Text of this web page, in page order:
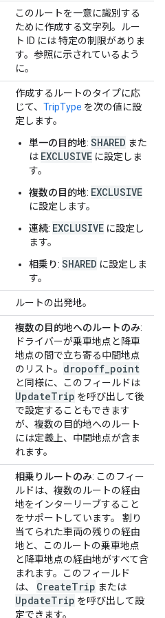
このルートを一意に識別する
ために作成する文字列。ルー
ト ID には 特定の制限がありま
す。参照に示されているよう
に。
作成するルートのタイプに応
じて、 TripType を次の値に設
定します。
単一の目的地: SHARED また
は EXCLUSIVE に設定しま
す。
複数の目的地: EXCLUSIVE
に設定します。
連続: EXCLUSIVE に設定し
ます。
相乗り: SHARED に設定しま
す。
ルートの出発地。
複数の目的地へのルートのみ:
ドライバーが乗車地点と降車
地点の間で立ち寄る中間地点
のリスト。 dropoff_point
と同様に、このフィールドは
UpdateTrip を呼び出して後
で設定することもできます
が、複数の目的地へのルート
には定義上、中間地点が含ま
れます。
相乗りルートのみ: このフィー
ルドは、複数のルートの経由
地をインターリーブすること
をサポートしています。 割り
当てられた車両の残りの経由
地と、このルートの乗車地点
と降車地点の経由地がすべて含
まれます。このフィールド
は、 CreateTrip または
UpdateTrip を呼び出して設
定できます。